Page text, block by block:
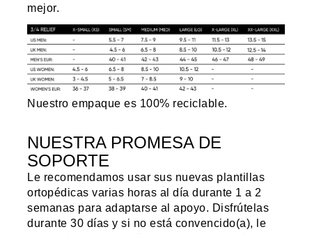
mejor.
Nuestro empaque es 100% reciclable.
NUESTRA PROMESA DE
SOPORTE
Le recomendamos usar sus nuevas plantillas
ortopédicas varias horas al día durante 1 a 2
semanas para adaptarse al apoyo. Disfrútelas
durante 30 días y si no está convencido(a), le